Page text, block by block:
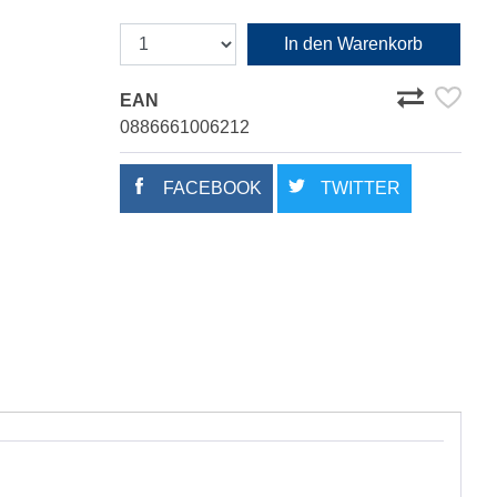
In den Warenkorb
EAN
0886661006212
FACEBOOK TWITTER